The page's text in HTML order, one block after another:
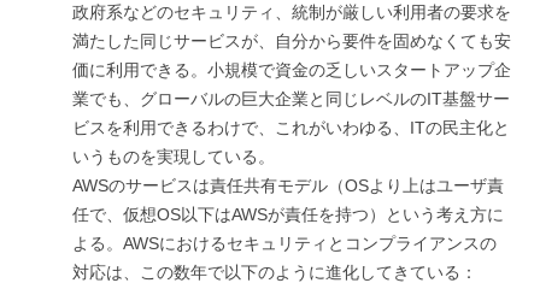
政府系などのセキュリティ、統制が厳しい利用者の要求を
満たした同じサービスが、自分から要件を固めなくても安
価に利用できる。小規模で資金の乏しいスタートアップ企
業でも、グローバルの巨大企業と同じレベルのIT基盤サー
ビスを利用できるわけで、これがいわゆる、ITの民主化と
いうものを実現している。
AWSのサービスは責任共有モデル（OSより上はユーザ責
任で、仮想OS以下はAWSが責任を持つ）という考え方に
よる。AWSにおけるセキュリティとコンプライアンスの
対応は、この数年で以下のように進化してきている：